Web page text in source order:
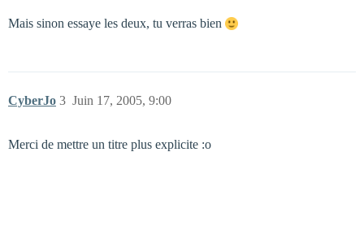
Mais sinon essaye les deux, tu verras bien
CyberJo Juin 17, 2005, 9:00
3
Merci de mettre un titre plus explicite :o